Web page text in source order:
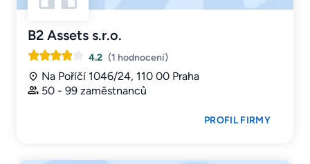
B2 Assets s.r.o.
4.2 (1 hodnocení)
Na Poříčí 1046/24, 110 00 Praha
50 - 99 zaměstnanců
PROFIL FIRMY